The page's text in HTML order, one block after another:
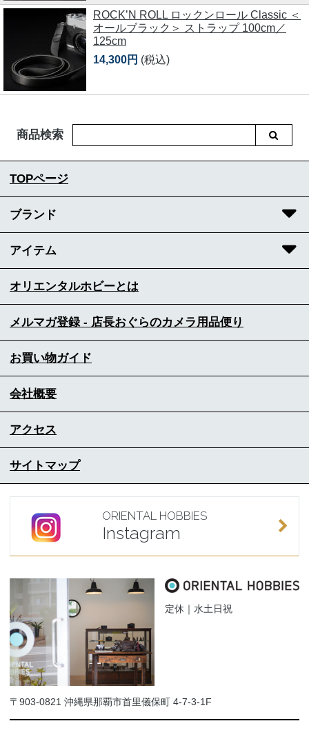
ROCK’N ROLL ロックンロール Classic ＜
オールブラック＞ ストラップ 100cm／
125cm
14,300円 (税込)
商品検索
TOPページ
ブランド
アイテム
オリエンタルホビーとは
メルマガ登録 - 店長おぐらのカメラ用品便り
お買い物ガイド
会社概要
アクセス
サイトマップ
ORIENTAL HOBBIES
Instagram
定休｜水土日祝
〒903-0821 沖縄県那覇市首里儀保町 4-7-3-1F